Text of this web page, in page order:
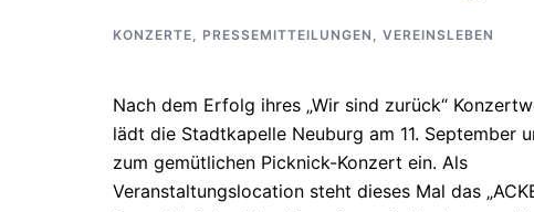
KONZERTE, PRESSEMITTEILUNGEN , VEREINSLEBEN
Nach dem Erfolg ihres „Wir sind zurück“
lädt die Stadtkapelle Neuburg am 11. September
zum gemütlichen Picknick-Konzert ein. Als
Veranstaltungslocation steht dieses Mal das